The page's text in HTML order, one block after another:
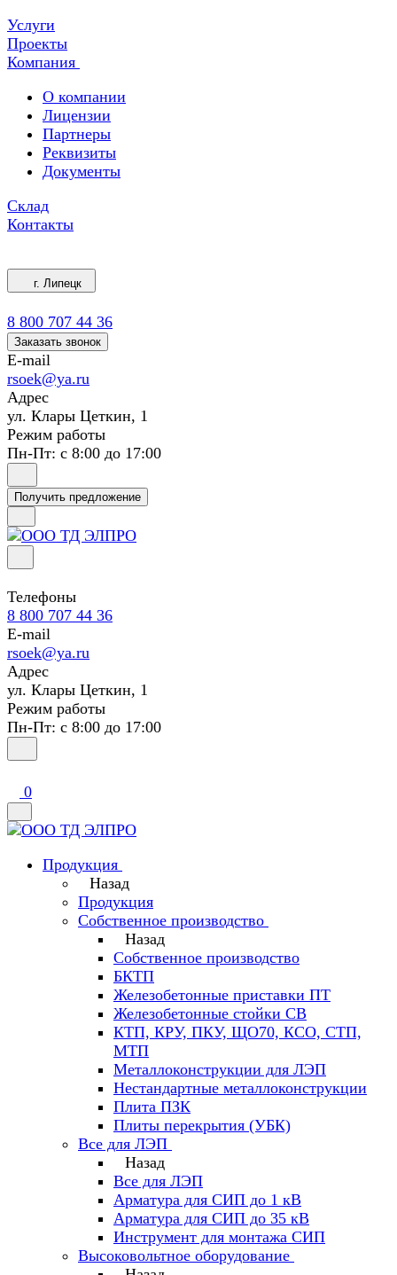
Услуги
Проекты
Компания
О компании
Лицензии
Партнеры
Реквизиты
Документы
Склад
Контакты
г. Липецк
8 800 707 44 36
Заказать звонок
E-mail
rsoek@ya.ru
Адрес
ул. Клары Цеткин, 1
Режим работы
Пн-Пт: с 8:00 до 17:00
Получить предложение
Телефоны
8 800 707 44 36
E-mail
rsoek@ya.ru
Адрес
ул. Клары Цеткин, 1
Режим работы
Пн-Пт: с 8:00 до 17:00
0
Продукция
Назад
Продукция
Собственное производство
Назад
Собственное производство
БКТП
Железобетонные приставки ПТ
Железобетонные стойки СВ
КТП, КРУ, ПКУ, ЩО70, КСО, СТП,
МТП
Металлоконструкции для ЛЭП
Нестандартные металлоконструкции
Плита ПЗК
Плиты перекрытия (УБК)
Все для ЛЭП
Назад
Все для ЛЭП
Арматура для СИП до 1 кВ
Арматура для СИП до 35 кВ
Инструмент для монтажа СИП
Высоковольтное оборудование